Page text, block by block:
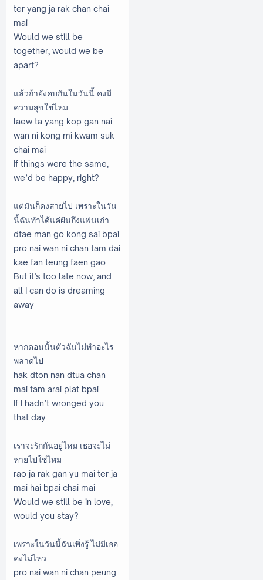
ter yang ja rak chan chai
mai
Would we still be
together, would we be
apart?
แล้วถ้ายังคบกันในวันนี้ คงมี
ความสุขใช่ไหม
laew ta yang kop gan nai
wan ni kong mi kwam suk
chai mai
If things were the same,
we’d be happy, right?
แต่มันก็คงสายไป เพราะในวัน
นี้ฉันทำได้แค่ฝันถึงแฟนเก่า
dtae man go kong sai bpai
pro nai wan ni chan tam dai
kae fan teung faen gao
But it’s too late now, and
all I can do is dreaming
away
หากตอนนั้นตัวฉันไม่ทำอะไร
พลาดไป
hak dton nan dtua chan
mai tam arai plat bpai
If I hadn’t wronged you
that day
เราจะรักกันอยู่ไหม เธอจะไม่
หายไปใช่ไหม
rao ja rak gan yu mai ter ja
mai hai bpai chai mai
Would we still be in love,
would you stay?
เพราะในวันนี้ฉันเพิ่งรู้ ไม่มีเธอ
คงไม่ไหว
pro nai wan ni chan peung